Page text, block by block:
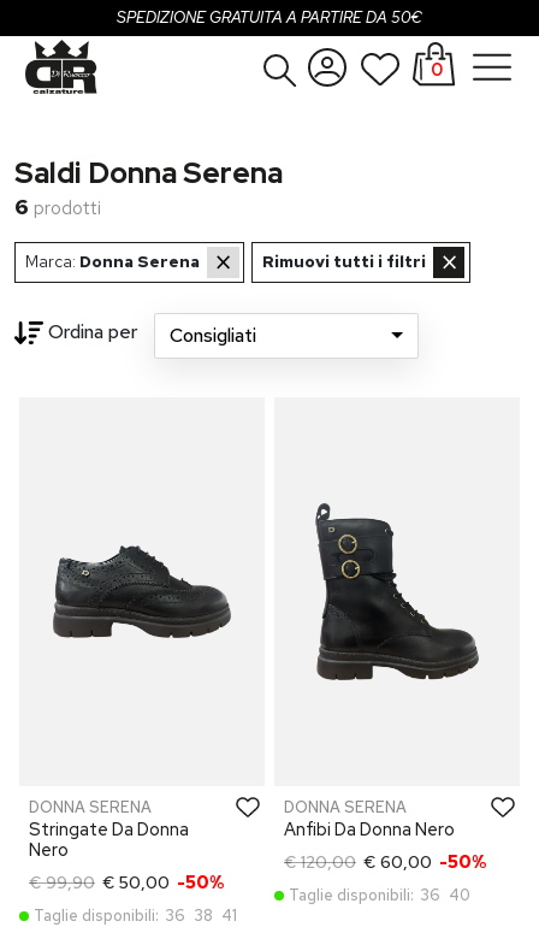
SPEDIZIONE GRATUITA A PARTIRE DA 50€
Uomo
Bambina
Registrati
0
Saldi Donna Serena
6 prodotti
Marca: Donna Serena × Rimuovi tutti i filtri ×
Ordina per Consigliati
DONNA SERENA
Stringate Da Donna
Nero
€ 99,90 € 50,00 -50%
Taglie disponibili: 36 38 41
DONNA SERENA
Anfibi Da Donna Nero
€ 120,00 € 60,00 -50%
Taglie disponibili: 36 40